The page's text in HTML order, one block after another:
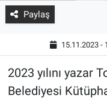
Paylaş
15.11.2023 -
2023 yılını yazar
Belediyesi